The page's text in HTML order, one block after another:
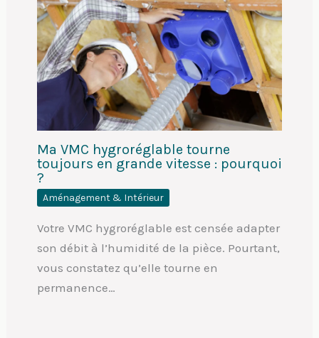
Ma VMC hygroréglable tourne
toujours en grande vitesse : pourquoi
?
Aménagement & Intérieur
Votre VMC hygroréglable est censée adapter
son débit à l’humidité de la pièce. Pourtant,
vous constatez qu’elle tourne en
permanence…